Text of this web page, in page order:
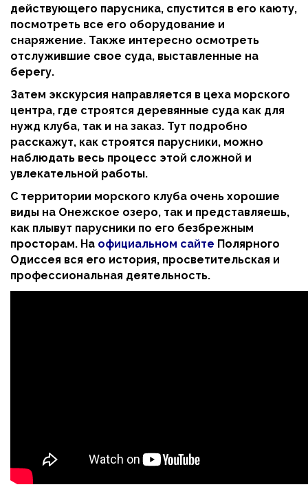
действующего парусника, спустится в его каюту,
посмотреть все его оборудование и
снаряжение. Также интересно осмотреть
отслужившие свое суда, выставленные на
берегу.
Затем экскурсия направляется в цеха морского
центра, где строятся деревянные суда как для
нужд клуба, так и на заказ. Тут подробно
расскажут, как строятся парусники, можно
наблюдать весь процесс этой сложной и
увлекательной работы.
С территории морского клуба очень хорошие
виды на Онежское озеро, так и представляешь,
как плывут парусники по его безбрежным
просторам. На официальном сайте Полярного
Одиссея вся его история, просветительская и
профессиональная деятельность.